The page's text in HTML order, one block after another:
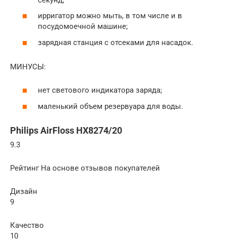
ирригатор можно мыть, в том числе и в
посудомоечной машине;
зарядная станция с отсеками для насадок.
МИНУСЫ:
нет светового индикатора заряда;
маленький объем резервуара для воды.
Philips AirFloss HX8274/20
9.3
Рейтинг На основе отзывов покупателей
Дизайн
9
Качество
10